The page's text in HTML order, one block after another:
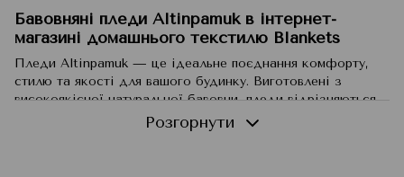
Бавовняні пледи Altinpamuk в інтернет-
магазині домашнього текстилю Blankets
Пледи Altinpamuk — це ідеальне поєднання комфорту,
стилю та якості для вашого будинку. Виготовлені з
високоякісної натуральної бавовни, пледи відрізняються
м'якістю, легкістю та приємним відчуттям на шкірі.
Бавовняні пледи Altinpamuk стануть вашим надійним
Розгорнути